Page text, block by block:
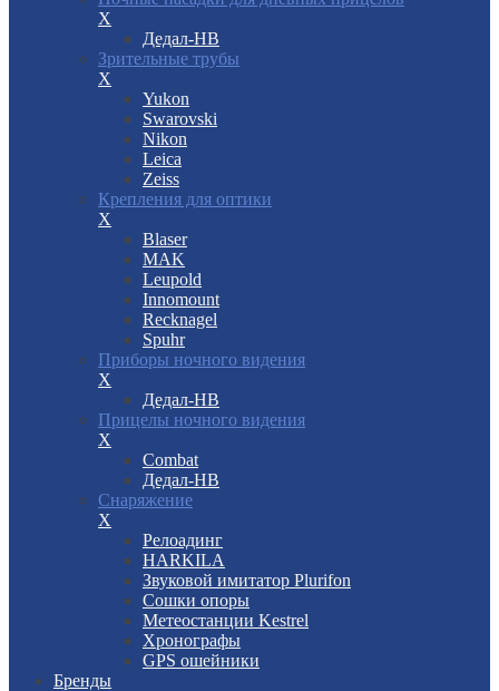
X
Дедал-НВ
Зрительные трубы
X
Yukon
Swarovski
Nikon
Leica
Zeiss
Крепления для оптики
X
Blaser
MAK
Leupold
Innomount
Recknagel
Spuhr
Приборы ночного видения
X
Дедал-НВ
Прицелы ночного видения
X
Combat
Дедал-НВ
Снаряжение
X
Релоадинг
HARKILA
Звуковой имитатор Plurifon
Сошки опоры
Метеостанции Kestrel
Хронографы
GPS ошейники
Бренды